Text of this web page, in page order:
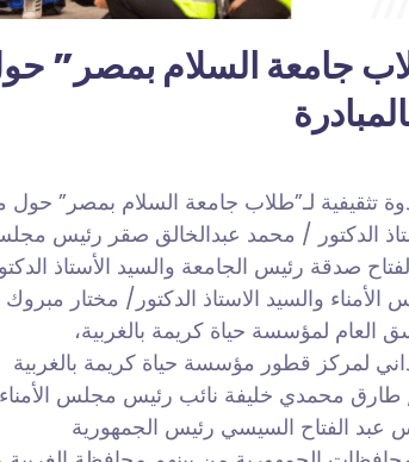
جامعة السلام بمصر”
لـ”طلاب جامعة السلام بمصر” حول
الدكتور / محمد عبدالخالق صقر رئيس
صدقة رئيس الجامعة والسيد الأستاذ
والسيد الاستاذ الدكتور/ مختار
لمؤسسة حياة كريمة بالغربية،
لمركز قطور مؤسسة حياة كريمة بالغربية
/ طارق محمدي خليفة نائب رئيس مجلس
عبد الفتاح السيسي رئيس الجمهورية